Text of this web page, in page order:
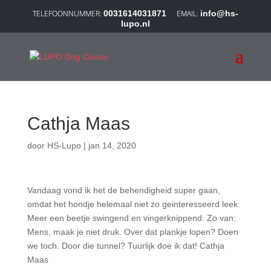
0031614031871
info@hs-
lupo.nl
Cathja Maas
door HS-Lupo| jan 14, 2020
Vandaag vond ik het de behendigheid super gaan,
omdat het hondje helemaal niet zo geinteresseerd leek.
Meer een beetje swingend en vingerknippend. Zo van:
Mens, maak je niet druk. Over dat plankje lopen? Doen
we toch. Door die tunnel? Tuurlijk doe ik dat! Cathja
Maas